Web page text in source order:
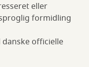
eller
formidling
officielle